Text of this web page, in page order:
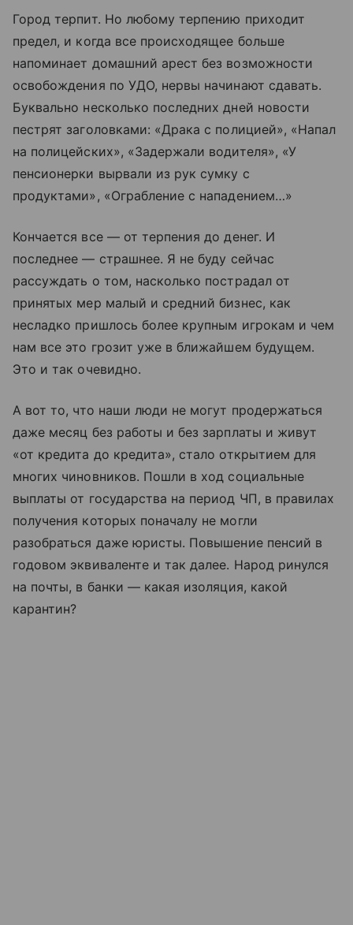
Город терпит. Но любому терпению приходит
предел, и когда все происходящее больше
напоминает домашний арест без возможности
освобождения по УДО, нервы начинают сдавать.
Буквально несколько последних дней новости
пестрят заголовками: «Драка с полицией», «Напал
на полицейских», «Задержали водителя», «У
пенсионерки вырвали из рук сумку с
продуктами», «Ограбление с нападением…»
Кончается все — от терпения до денег. И
последнее — страшнее. Я не буду сейчас
рассуждать о том, насколько пострадал от
принятых мер малый и средний бизнес, как
несладко пришлось более крупным игрокам и чем
нам все это грозит уже в ближайшем будущем.
Это и так очевидно.
А вот то, что наши люди не могут продержаться
даже месяц без работы и без зарплаты и живут
«от кредита до кредита», стало открытием для
многих чиновников. Пошли в ход социальные
выплаты от государства на период ЧП, в правилах
получения которых поначалу не могли
разобраться даже юристы. Повышение пенсий в
годовом эквиваленте и так далее. Народ ринулся
на почты, в банки — какая изоляция, какой
карантин?